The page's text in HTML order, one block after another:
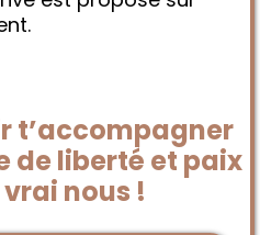
t’accompagner
de liberté et paix
nous !